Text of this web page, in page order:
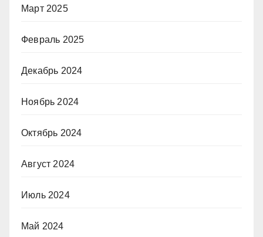
Март 2025
Февраль 2025
Декабрь 2024
Ноябрь 2024
Октябрь 2024
Август 2024
Июль 2024
Май 2024